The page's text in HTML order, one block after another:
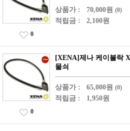
상품가 : 70,000원 (0)
적립금 : 2,100원
0
[XENA]제나 케이블락
물쇠
상품가 : 65,000원 (0)
적립금 : 1,950원
0